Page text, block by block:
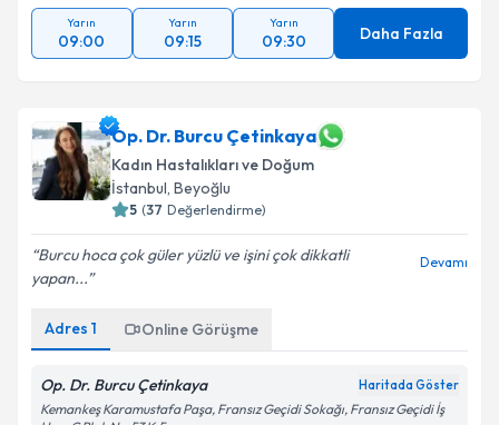
Yarın
09:00
Yarın
09:15
Yarın
09:30 Daha Fazla
Op. Dr. Burcu Çetinkaya
Kadın Hastalıkları ve Doğum
İstanbul, Beyoğlu
5 (37 Değerlendirme)
Burcu hoca çok güler yüzlü ve işini çok dikkatli
yapan...
Devamı
Adres 1 Online Görüşme
Op. Dr. Burcu Çetinkaya Haritada Göster
Kemankeş Karamustafa Paşa, Fransız Geçidi Sokağı, Fransız Geçidi İş